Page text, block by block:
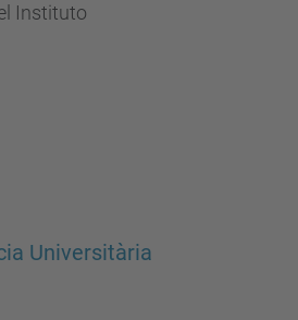
Instituto
Universitària